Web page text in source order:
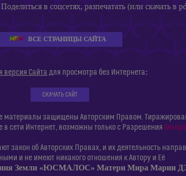
Поделиться в соцсетях, разпечатать (или скачать в
ВСЕ СТРАНИЦЫ САЙТА
версия Сайта для просмотра без Интернета:
СКАЧАТЬ САЙТ
защищены Авторским Правом.
сети Интернет, возможны только с Разрешения Автора
закон об Авторских Правах, и их деятельность
и не имеют никакого отношения к Автору и Её
Земли «ЮСМАЛОС» Матери Мира